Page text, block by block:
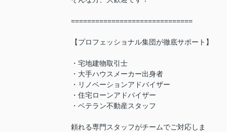
==============================
【プロフェッショナル集団が徹底サポート】
・宅地建物取引士
・大手ハウスメーカー出身者
・リノベーションアドバイザー
・住宅ローンアドバイザー
・ベテラン不動産スタッフ
頼れる専門スタッフがチームでご対応しま